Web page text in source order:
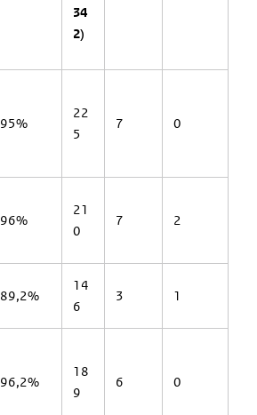
34
2)
95%
22
5
7 0
96%
21
0
7 2
89,2%
14
6
3 1
96,2%
18
9
6 0